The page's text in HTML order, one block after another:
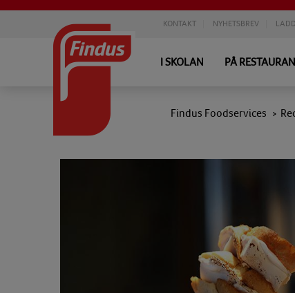
KONTAKT NYHETSBREV
I SKOLAN PÅ
Findus Foodservices >